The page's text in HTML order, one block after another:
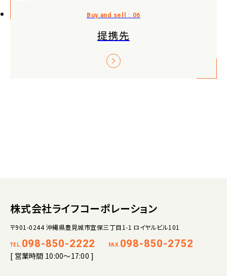
提携先
株式会社ライフコーポレーション
〒901-0244 沖縄県豊見城市宜保三丁目1-1 ロイヤルビル101
TEL. 098-850-2222 FAX. 098-850-2752
[ 営業時間 10:00～17:00 ]